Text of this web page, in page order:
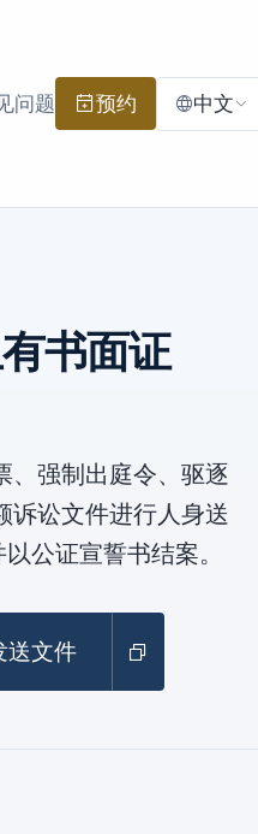
问题 预约 中文
书面证
、强制出庭令、驱逐
诉讼文件进行人身送
公证宣誓书结案。
送文件